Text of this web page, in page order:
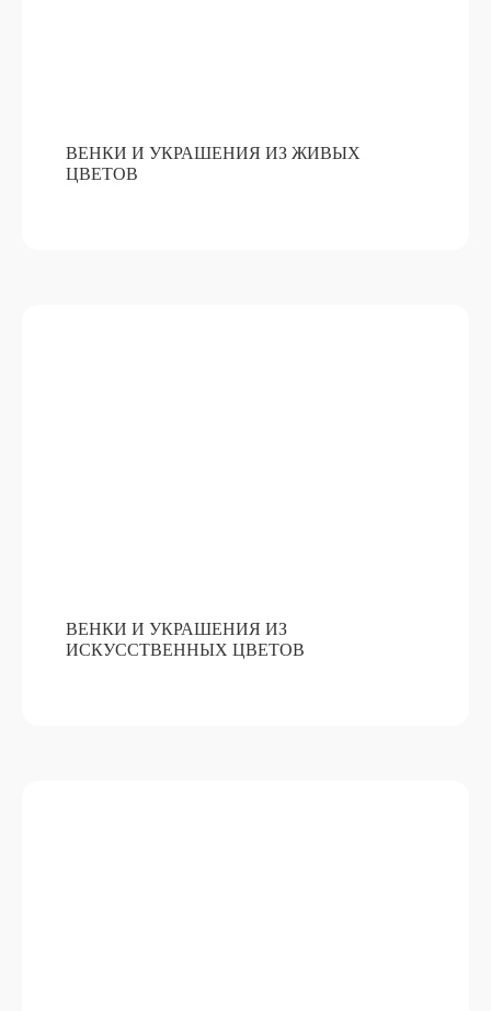
ВЕНКИ И УКРАШЕНИЯ ИЗ ЖИВЫХ
ЦВЕТОВ
ВЕНКИ И УКРАШЕНИЯ ИЗ
ИСКУССТВЕННЫХ ЦВЕТОВ